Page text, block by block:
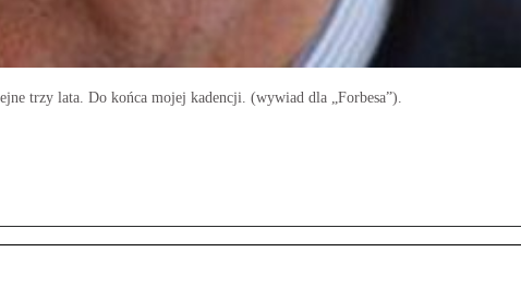
trzy lata. Do końca mojej kadencji. (wywiad dla „Forbesa”).